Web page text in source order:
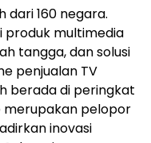
dari 160 negara.
produk multimedia
tangga, dan solusi
penjualan TV
berada di peringkat
merupakan pelopor
inovasi